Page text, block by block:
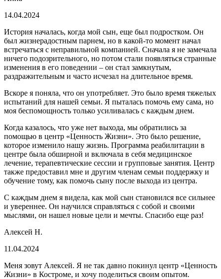
14.04.2024
История началась, когда мой сын, еще был подростком. Он
был жизнерадостным парнем, но в какой-то момент начал
встречаться с неправильной компанией. Сначала я не замечала
ничего подозрительного, но потом стали появляться странные
изменения в его поведении – он стал замкнутым,
раздражительным и часто исчезал на длительное время.
Вскоре я поняла, что он употребляет. Это было время тяжелых
испытаний для нашей семьи. Я пыталась помочь ему сама, но
моя беспомощность только усиливалась с каждым днем.
Когда казалось, что уже нет выхода, мы обратились за
помощью в центр «Ценность Жизни». Это было решение,
которое изменило нашу жизнь. Программа реабилитации в
центре была обширной и включала в себя медицинское
лечение, терапевтические сессии и групповые занятия. Центр
также предоставил мне и другим членам семьи поддержку и
обучение тому, как помочь сыну после выхода из центра.
С каждым днем я видела, как мой сын становился все сильнее
и увереннее. Он научился справляться с собой и своими
мыслями, он нашел новые цели и мечты. Спасибо еще раз!
Алексей Н.
11.04.2024
Меня зовут Алексей. Я не так давно покинул центр «Ценность
Жизни» в Костроме, и хочу поделиться своим опытом.